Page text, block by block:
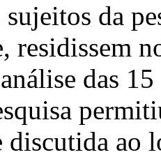
da
residissem
das
discutida ao